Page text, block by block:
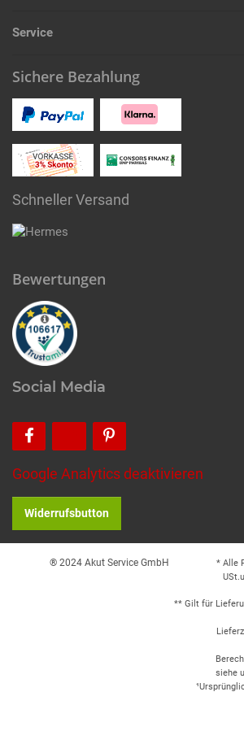
Service
Sichere Bezahlung
Schneller Versand
Bewertungen
Social Media
Google Analytics deaktivieren
Widerrufsbutton
® 2024 Akut Service GmbH
* Alle
** Gilt für
siehe